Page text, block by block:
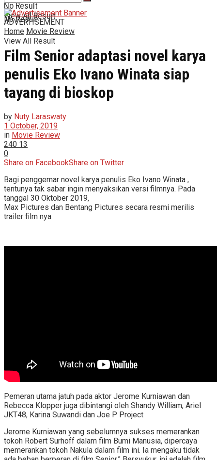
No Result
View All Result
No Result
View All Result
ADVERTISEMENT
Home Movie Review
Film Senior adaptasi novel karya
penulis Eko Ivano Winata siap
tayang di bioskop
by Nuty Laraswaty
1 October, 2019
in Movie Review
240 13
0
Share on FacebookShare on Twitter
Bagi penggemar novel karya penulis Eko Ivano Winata ,
tentunya tak sabar ingin menyaksikan versi filmnya. Pada
tanggal 30 Oktober 2019,
Max Pictures dan Bentang Pictures secara resmi merilis
trailer film nya
Pemeran utama jatuh pada aktor Jerome Kurniawan dan
Rebecca Klopper juga dibintangi oleh Shandy William, Ariel
JKT48, Karina Suwandi dan Joe P Project
Jerome Kurniawan yang sebelumnya sukses memerankan
tokoh Robert Surhoff dalam film Bumi Manusia, dipercaya
memerankan tokoh Nakula dalam film ini. Ia mengaku tidak